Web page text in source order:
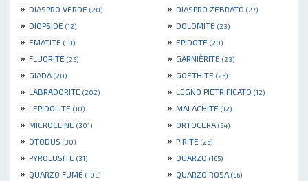
» DIASPRO VERDE (20) » DIASPRO ZEBRATO (27)
» DIOPSIDE (12) » DOLOMITE (23)
» EMATITE (18) » EPIDOTE (20)
» FLUORITE (25) » GARNIÈRITE (23)
» GIADA (20) » GOETHITE (26)
» LABRADORITE (202) » LEGNO PIETRIFICATO (12)
» LEPIDOLITE (10) » MALACHITE (12)
» MICROCLINE (301) » ORTOCERA (54)
» OTODUS (30) » PIRITE (26)
» PYROLUSITE (31) » QUARZO (165)
» QUARZO FUMÉ (105) » QUARZO ROSA (56)